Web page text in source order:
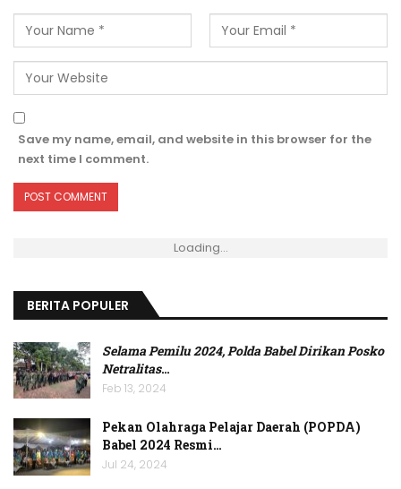
Save my name, email, and website in this browser for the
next time I comment.
Loading...
BERITA POPULER
Selama Pemilu 2024, Polda Babel Dirikan Posko
Netralitas…
Feb 13, 2024
Pekan Olahraga Pelajar Daerah (POPDA)
Babel 2024 Resmi…
Jul 24, 2024